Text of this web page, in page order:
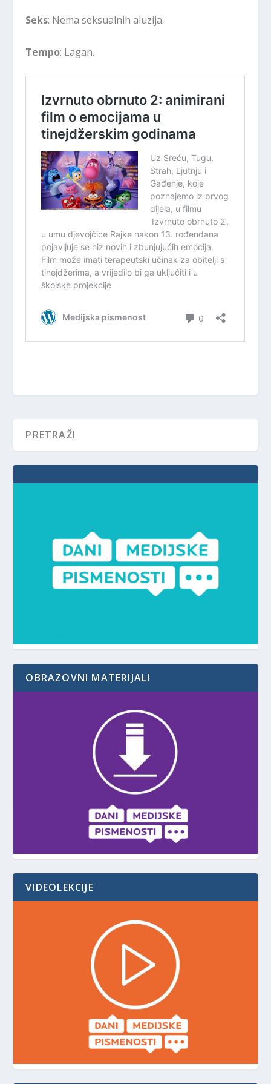
Seks: Nema seksualnih aluzija.
Tempo: Lagan.
OBRAZOVNI MATERIJALI
VIDEOLEKCIJE